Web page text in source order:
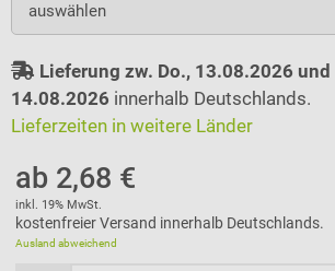
auswählen
Lieferung zw. Do., 13.08.2026 und
14.08.2026 innerhalb Deutschlands.
Lieferzeiten in weitere Länder
ab 2,68 €
inkl. 19% MwSt.
kostenfreier Versand innerhalb Deutschlands.
Ausland abweichend